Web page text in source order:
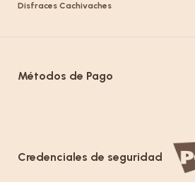
Disfraces Cachivaches
Métodos de Pago
Credenciales de seguridad